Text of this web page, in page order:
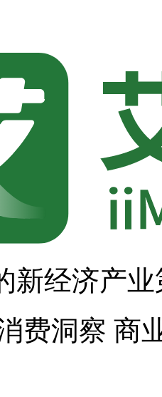
新经济产
费洞察 商